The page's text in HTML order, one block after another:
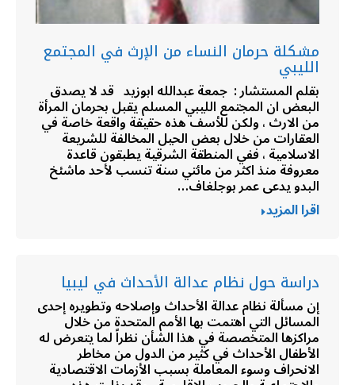
مشكلة حرمان النساء من الإرث في المجتمع
الليبي
بقلم المستشار : جمعة عبدالله ابوزيد قد لا يصدق
البعض ان المجتمع الليبي المسلم يقبل بحرمان المرأة
من الارث ، ولكن للأسف هذه حقيقة واقعة خاصة في
العقارات من خلال بعض الحيل المخالفة للشريعة
الاسلامية ، ففي المنطقة الشرقية يطبقون قاعدة
معروفة منذ اكثر من مائتي سنة تنسب لأحد ماشئخ
البدو يدعى عمر بوجلغاف…
اقرا المزيد
دراسة حول نظام عدالة الأحداث في ليبيا
إن مسألة نظام عدالة الأحداث وإصلاحه وتطويره إحدى
المسائل التي اهتمت بها الأمم المتحدة من خلال
مراكزها المتخصصة في هذا الشأن نظراً لما يتعرض له
الأطفال الأحداث في كثير من الدول من مخاطر
الانحراف وسوء المعاملة بسبب الأزمات الاقتصادية